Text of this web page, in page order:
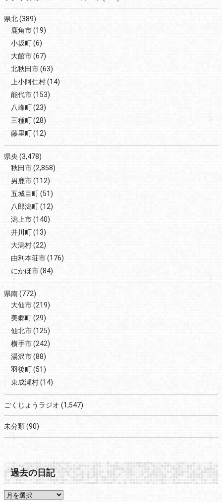
県北(389)
鹿角市(19)
小坂町(6)
大館市(67)
北秋田市(63)
上小阿仁村(14)
能代市(153)
八峰町(23)
三種町(28)
藤里町(12)
県央 (3,478)
秋田市(2,858)
男鹿市(112)
五城目町(51)
八郎潟町(12)
潟上市(140)
井川町(13)
大潟村(22)
由利本荘市(176)
にかほ市(84)
県南(772)
大仙市(219)
美郷町(29)
仙北市(125)
横手市(242)
湯沢市(88)
羽後町(51)
東成瀬村(14)
ごくじょうラジオ (1,547)
未分類(90)
過去の日記